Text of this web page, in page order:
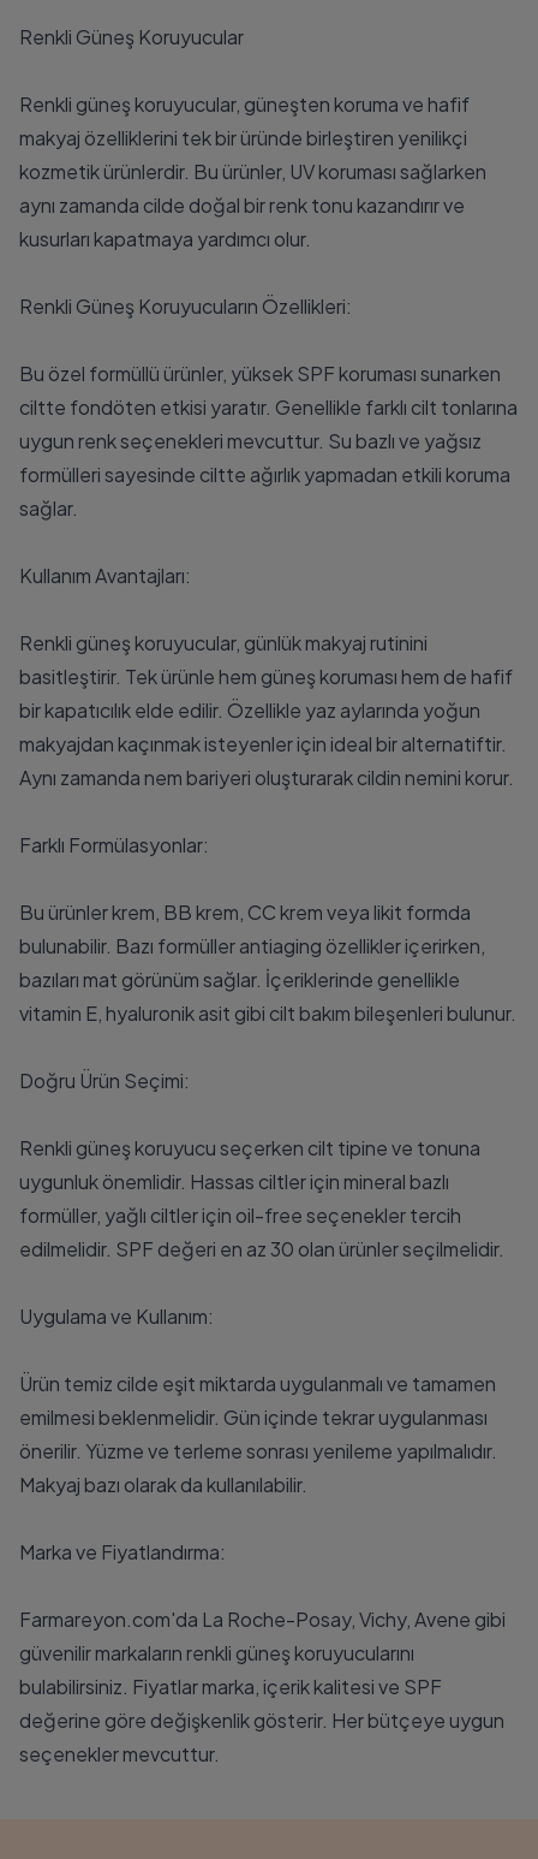
Renkli Güneş Koruyucular
Renkli güneş koruyucular, güneşten koruma ve hafif
makyaj özelliklerini tek bir üründe birleştiren yenilikçi
kozmetik ürünlerdir. Bu ürünler, UV koruması sağlarken
aynı zamanda cilde doğal bir renk tonu kazandırır ve
kusurları kapatmaya yardımcı olur.
Renkli Güneş Koruyucuların Özellikleri:
Bu özel formüllü ürünler, yüksek SPF koruması sunarken
ciltte fondöten etkisi yaratır. Genellikle farklı cilt tonlarına
uygun renk seçenekleri mevcuttur. Su bazlı ve yağsız
formülleri sayesinde ciltte ağırlık yapmadan etkili koruma
sağlar.
Kullanım Avantajları:
Renkli güneş koruyucular, günlük makyaj rutinini
basitleştirir. Tek ürünle hem güneş koruması hem de hafif
bir kapatıcılık elde edilir. Özellikle yaz aylarında yoğun
makyajdan kaçınmak isteyenler için ideal bir alternatiftir.
Aynı zamanda nem bariyeri oluşturarak cildin nemini korur.
Farklı Formülasyonlar:
Bu ürünler krem, BB krem, CC krem veya likit formda
bulunabilir. Bazı formüller antiaging özellikler içerirken,
bazıları mat görünüm sağlar. İçeriklerinde genellikle
vitamin E, hyaluronik asit gibi cilt bakım bileşenleri bulunur.
Doğru Ürün Seçimi:
Renkli güneş koruyucu seçerken cilt tipine ve tonuna
uygunluk önemlidir. Hassas ciltler için mineral bazlı
formüller, yağlı ciltler için oil-free seçenekler tercih
edilmelidir. SPF değeri en az 30 olan ürünler seçilmelidir.
Uygulama ve Kullanım:
Ürün temiz cilde eşit miktarda uygulanmalı ve tamamen
emilmesi beklenmelidir. Gün içinde tekrar uygulanması
önerilir. Yüzme ve terleme sonrası yenileme yapılmalıdır.
Makyaj bazı olarak da kullanılabilir.
Marka ve Fiyatlandırma:
Farmareyon.com'da La Roche-Posay, Vichy, Avene gibi
güvenilir markaların renkli güneş koruyucularını
bulabilirsiniz. Fiyatlar marka, içerik kalitesi ve SPF
değerine göre değişkenlik gösterir. Her bütçeye uygun
seçenekler mevcuttur.